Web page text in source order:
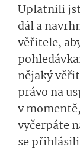
Uplatnili
dál a
věřitele,
nějaký
právo na
v
vyčerpáte
se přihlásili